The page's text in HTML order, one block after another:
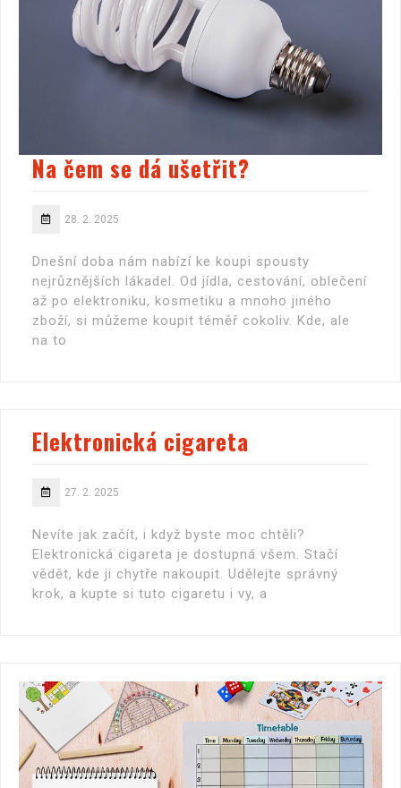
Na čem se dá ušetřit?
28. 2. 2025
Dnešní doba nám nabízí ke koupi spousty
nejrůznějších lákadel. Od jídla, cestování, oblečení
až po elektroniku, kosmetiku a mnoho jiného
zboží, si můžeme koupit téměř cokoliv. Kde, ale
na to
Elektronická cigareta
27. 2. 2025
Nevíte jak začít, i když byste moc chtěli?
Elektronická cigareta je dostupná všem. Stačí
vědět, kde ji chytře nakoupit. Udělejte správný
krok, a kupte si tuto cigaretu i vy, a